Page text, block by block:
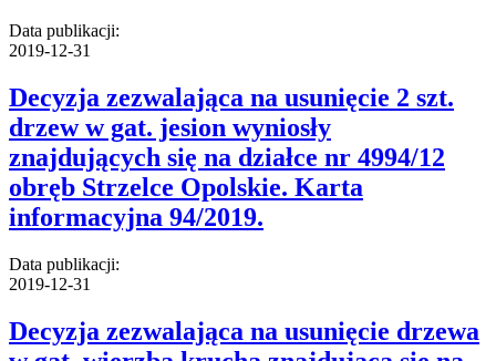
Data publikacji:
2019-12-31
Decyzja zezwalająca na usunięcie 2 szt.
drzew w gat. jesion wyniosły
znajdujących się na działce nr 4994/12
obręb Strzelce Opolskie. Karta
informacyjna 94/2019.
Data publikacji:
2019-12-31
Decyzja zezwalająca na usunięcie drzewa